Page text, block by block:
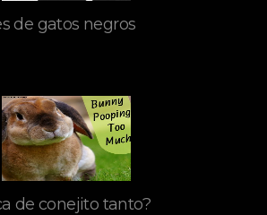
de gatos negros
de conejito tanto?